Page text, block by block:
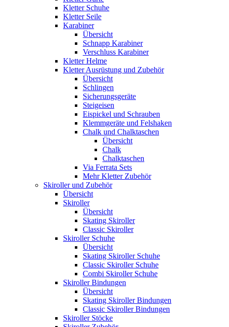
Kletter Schuhe
Kletter Seile
Karabiner
Übersicht
Schnapp Karabiner
Verschluss Karabiner
Kletter Helme
Kletter Ausrüstung und Zubehör
Übersicht
Schlingen
Sicherungsgeräte
Steigeisen
Eispickel und Schrauben
Klemmgeräte und Felshaken
Chalk und Chalktaschen
Übersicht
Chalk
Chalktaschen
Via Ferrata Sets
Mehr Kletter Zubehör
Skiroller und Zubehör
Übersicht
Skiroller
Übersicht
Skating Skiroller
Classic Skiroller
Skiroller Schuhe
Übersicht
Skating Skiroller Schuhe
Classic Skiroller Schuhe
Combi Skiroller Schuhe
Skiroller Bindungen
Übersicht
Skating Skiroller Bindungen
Classic Skiroller Bindungen
Skiroller Stöcke